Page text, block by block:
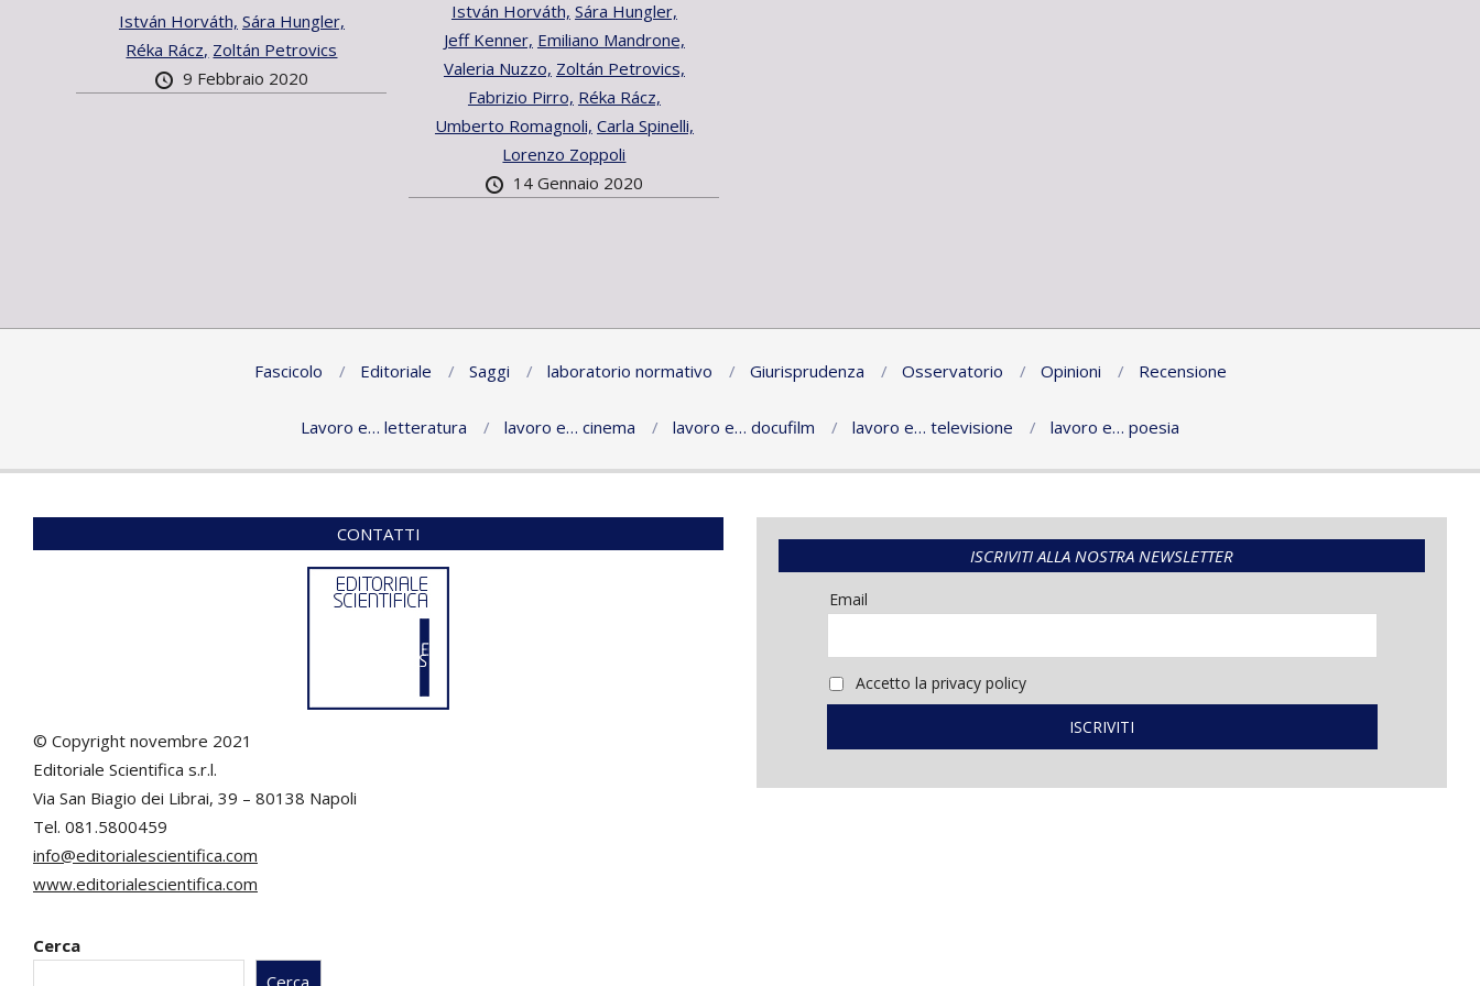
István Horváth, Sára Hungler,
Réka Rácz, Zoltán Petrovics
9 Febbraio 2020
István Horváth, Sára Hungler,
Jeff Kenner, Emiliano Mandrone,
Valeria Nuzzo, Zoltán Petrovics,
Fabrizio Pirro, Réka Rácz,
Umberto Romagnoli, Carla Spinelli,
Lorenzo Zoppoli
14 Gennaio 2020
Fascicolo Editoriale Saggi laboratorio normativo Giurisprudenza Osservatorio Opinioni Recensione
Lavoro e… letteratura lavoro e… cinema lavoro e… docufilm lavoro e… televisione lavoro e… poesia
CONTATTI
© Copyright novembre 2021
Editoriale Scientifica s.r.l.
Via San Biagio dei Librai, 39 – 80138 Napoli
Tel. 081.5800459
info@editorialescientifica.com
www.editorialescientifica.com
Cerca
Cerca
ISCRIVITI ALLA NOSTRA NEWSLETTER
Email
Accetto la privacy policy